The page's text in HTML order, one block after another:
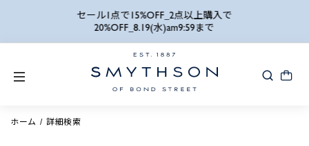
セール1点で15%OFF_2点以上購入で
20%OFF_8.19(水)am9:59まで
ホーム 詳細検索